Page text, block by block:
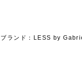
ブランド：LESS by